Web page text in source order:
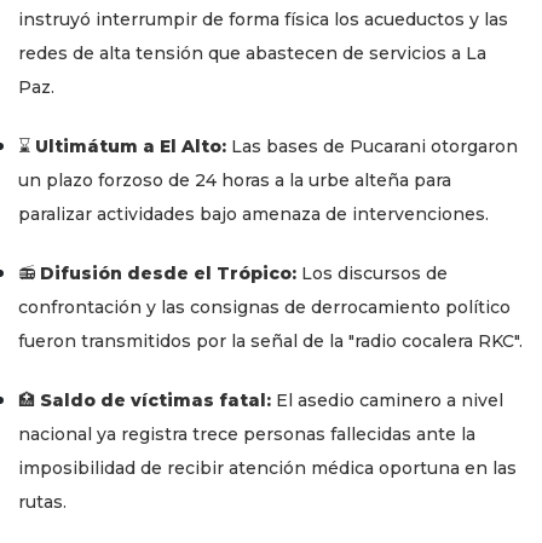
instruyó interrumpir de forma física los acueductos y las
redes de alta tensión que abastecen de servicios a La
Paz.
⌛ Ultimátum a El Alto: Las bases de Pucarani otorgaron
un plazo forzoso de 24 horas a la urbe alteña para
paralizar actividades bajo amenaza de intervenciones.
📻 Difusión desde el Trópico: Los discursos de
confrontación y las consignas de derrocamiento político
fueron transmitidos por la señal de la "radio cocalera RKC".
🏥 Saldo de víctimas fatal: El asedio caminero a nivel
nacional ya registra trece personas fallecidas ante la
imposibilidad de recibir atención médica oportuna en las
rutas.